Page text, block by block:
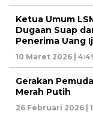
Ketua Umum
Dugaan Suap
Penerima Uang
10 Maret 2026 |
Gerakan
Merah Putih
26 Februari 2026 |